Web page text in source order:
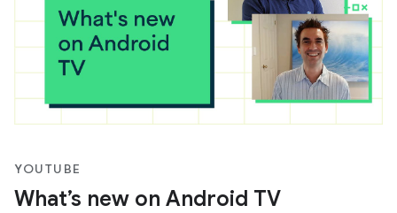
YOUTUBE
What’s new on Android TV